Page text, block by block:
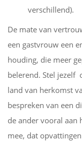
verschillend).
De mate van
een gastvrouw een
houding, die meer
belerend. Stel jezelf
land van herkomst
bespreken van een
de ander vooral aan
mee, dat